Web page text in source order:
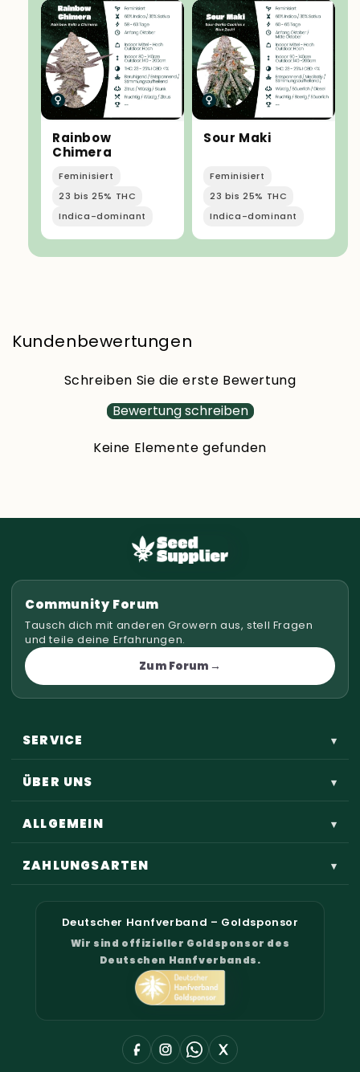
Rainbow
Chimera
Feminisiert
23 bis 25% THC
Indica-dominant
Sour Maki
Feminisiert
23 bis 25% THC
Indica-dominant
Kundenbewertungen
Schreiben Sie die erste Bewertung
Bewertung schreiben
Keine Elemente gefunden
Community Forum
Tausch dich mit anderen Growern aus, stell Fragen
und teile deine Erfahrungen.
Zum Forum
SERVICE ▾
ÜBER UNS ▾
ALLGEMEIN ▾
ZAHLUNGSARTEN ▾
Deutscher Hanfverband – Goldsponsor
Wir sind offizieller Goldsponsor des
Deutschen Hanfverbands.